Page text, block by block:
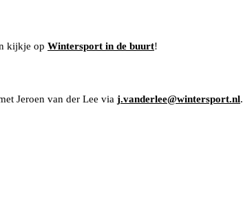
kijkje op Wintersport in de buurt!
Jeroen van der Lee via j.vanderlee@wintersport.nl.